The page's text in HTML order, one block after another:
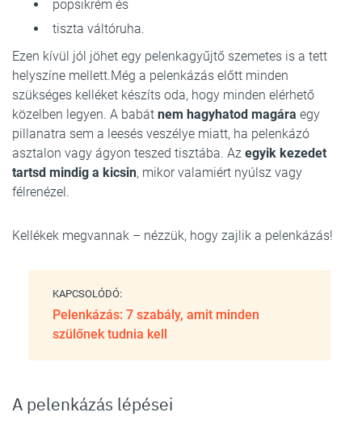
popsikrém és
tiszta váltóruha.
Ezen kívül jól jöhet egy pelenkagyűjtő szemetes is a tett
helyszíne mellett.Még a pelenkázás előtt minden
szükséges kelléket készíts oda, hogy minden elérhető
közelben legyen. A babát nem hagyhatod magára egy
pillanatra sem a leesés veszélye miatt, ha pelenkázó
asztalon vagy ágyon teszed tisztába. Az egyik kezedet
tartsd mindig a kicsin, mikor valamiért nyúlsz vagy
félrenézel.
Kellékek megvannak – nézzük, hogy zajlik a pelenkázás!
KAPCSOLÓDÓ:
Pelenkázás: 7 szabály, amit minden
szülőnek tudnia kell
A pelenkázás lépései